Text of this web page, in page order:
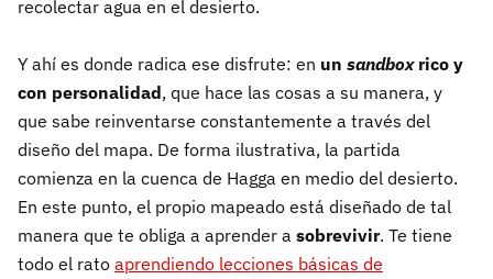
recolectar agua en el desierto.
Y ahí es donde radica ese disfrute: en un sandbox rico y
con personalidad, que hace las cosas a su manera, y
que sabe reinventarse constantemente a través del
diseño del mapa. De forma ilustrativa, la partida
comienza en la cuenca de Hagga en medio del desierto.
En este punto, el propio mapeado está diseñado de tal
manera que te obliga a aprender a sobrevivir. Te tiene
todo el rato aprendiendo lecciones básicas de